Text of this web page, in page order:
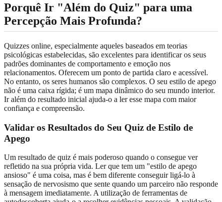
Porquê Ir "Além do Quiz" para uma
Percepção Mais Profunda?
Quizzes online, especialmente aqueles baseados em teorias
psicológicas estabelecidas, são excelentes para identificar os seus
padrões dominantes de comportamento e emoção nos
relacionamentos. Oferecem um ponto de partida claro e acessível.
No entanto, os seres humanos são complexos. O seu estilo de apego
não é uma caixa rígida; é um mapa dinâmico do seu mundo interior.
Ir além do resultado inicial ajuda-o a ler esse mapa com maior
confiança e compreensão.
Validar os Resultados do Seu Quiz de Estilo de
Apego
Um resultado de quiz é mais poderoso quando o consegue ver
refletido na sua própria vida. Ler que tem um "estilo de apego
ansioso" é uma coisa, mas é bem diferente conseguir ligá-lo à
sensação de nervosismo que sente quando um parceiro não responde
à mensagem imediatamente. A utilização de ferramentas de